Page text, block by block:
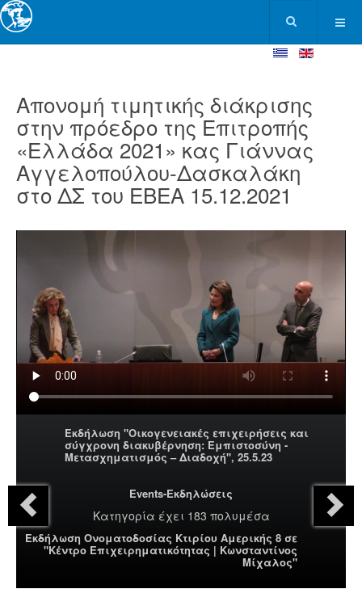
Απονομή τιμητικής διάκρισης
στην πρόεδρο της Επιτροπής
«Ελλάδα 2021» κας Γιάννας
Αγγελοπούλου-Δασκαλάκη
στο ΔΣ του ΕΒΕΑ 15.12.2021
Εκδήλωση "Οικογενειακές επιχειρήσεις και
σύγχρονη διακυβέρνηση: Εμπιστοσύνη -
Μετασχηματισμός – Διαδοχή", 25.5.23
Events-Εκδηλώσεις
Κατηγορία έχει 183 πολυμέσα
Eκδήλωση Ονοματοδοσίας Κτιρίου Αμερικής 8 σε
"Κέντρο Επιχειρηματικότητας | Κωνσταντίνος
Μίχαλος"